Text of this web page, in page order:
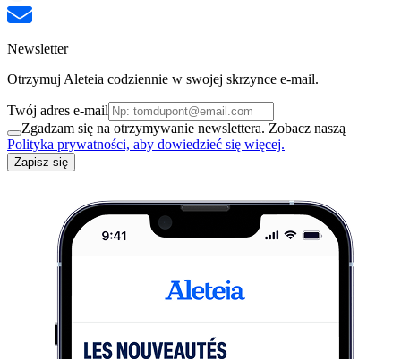
Newsletter
Otrzymuj Aleteia codziennie w swojej skrzynce e-mail.
Twój adres e-mail
Zgadzam się na otrzymywanie newslettera. Zobacz naszą
Polityka prywatności, aby dowiedzieć się więcej.
Zapisz się